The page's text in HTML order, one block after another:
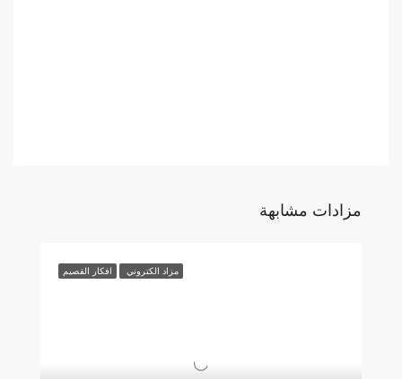
مزادات مشابهة
مزاد الكتروني افكار القصيم